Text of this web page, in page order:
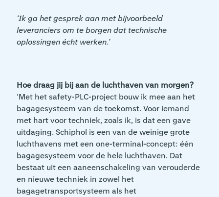
‘Ik ga het gesprek aan met bijvoorbeeld
leveranciers om te borgen dat technische
oplossingen écht werken.’
Hoe draag jij bij aan de luchthaven van morgen?
‘Met het safety-PLC-project bouw ik mee aan het
bagagesysteem van de toekomst. Voor iemand
met hart voor techniek, zoals ik, is dat een gave
uitdaging. Schiphol is een van de weinige grote
luchthavens met een one-terminal-concept: één
bagagesysteem voor de hele luchthaven. Dat
bestaat uit een aaneenschakeling van verouderde
en nieuwe techniek in zowel het
bagagetransportsysteem als het